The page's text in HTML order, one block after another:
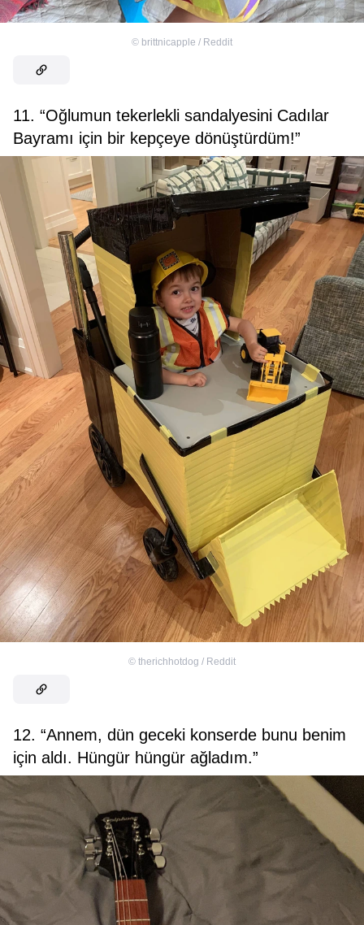
© brittnicapple / Reddit
11. “Oğlumun tekerlekli sandalyesini Cadılar
Bayramı için bir kepçeye dönüştürdüm!”
© therichhotdog / Reddit
12. “Annem, dün geceki konserde bunu benim
için aldı. Hüngür hüngür ağladım.”